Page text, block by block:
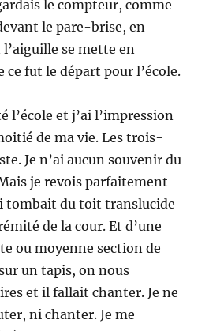
le compteur, comme
le pare-brise, en
se mette en
ce fut le départ pour l’école.
l’école et j’ai l’impression
de ma vie. Les trois-
Je n’ai aucun souvenir du
je revois parfaitement
tombait du toit translucide
de la cour. Et d’une
ou moyenne section de
un tapis, on nous
et il fallait chanter. Je ne
ni chanter. Je me